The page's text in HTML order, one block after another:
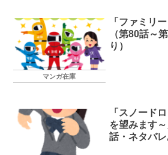
マンガ在庫
「ファミリ
（第80話～
り）
「スノード
を望みます
話・ネタバレ